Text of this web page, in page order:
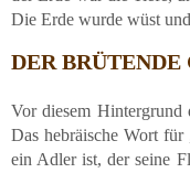
Die Erde wurde wüst
DER BRÜTENDE
Vor diesem Hintergrund
Das hebräische Wort
ein Adler ist, der seine